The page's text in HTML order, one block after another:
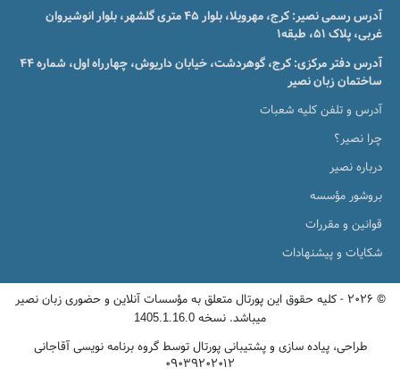
آدرس رسمی نصیر: کرج، مهرویلا، بلوار 45 متری گلشهر، بلوار انوشیروان
غربی، پلاک 51، طبقه1
آدرس دفتر مرکزی: کرج، گوهردشت، خیابان داریوش، چهارراه اول، شماره ۴۴
ساختمان زبان نصیر
آدرس و تلفن کلیه شعبات
چرا نصیر؟
درباره نصیر
بروشور مؤسسه
قوانین و مقررات
شکایات و پیشنهادات
© 2026 - کلیه حقوق این پورتال متعلق به مؤسسات آنلاین و حضوری زبان نصیر
میباشد. نسخه 1405.1.16.0
طراحی، پیاده سازی و پشتیبانی پورتال توسط گروه برنامه نویسی آقاجانی
09039202012